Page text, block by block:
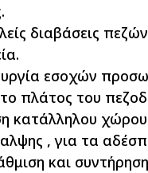
διαβάσεις
εσοχών
πλάτος του
κατάλληλου
, για τα
και